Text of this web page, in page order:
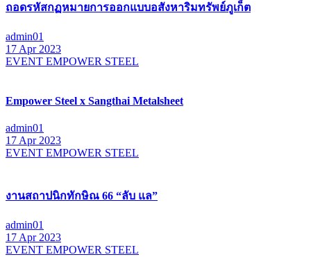
ถอดรหัสกฏหมายการออกแบบอสังหาริมทรัพย์ภูเก็ต
admin01
17 Apr 2023
EVENT EMPOWER STEEL
Empower Steel x Sangthai Metalsheet
admin01
17 Apr 2023
EVENT EMPOWER STEEL
งานสถาปนิกทักษิณ 66 “ลับ แล”
admin01
17 Apr 2023
EVENT EMPOWER STEEL